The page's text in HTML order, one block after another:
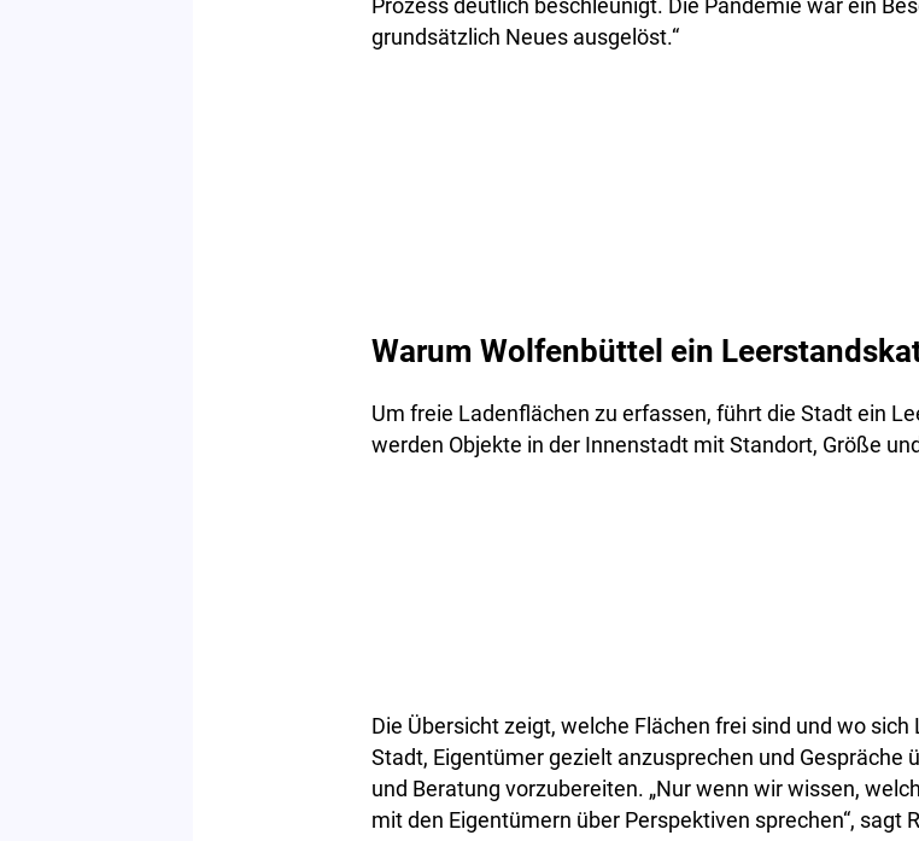
Prozess deutlich beschleunigt. Die Pandemie war ein
grundsätzlich Neues ausgelöst.“
Warum Wolfenbüttel ein
Um freie Ladenflächen zu erfassen, führt die Stadt ein
werden Objekte in der Innenstadt mit Standort, Größe
Die Übersicht zeigt, welche Flächen frei sind und wo
Stadt, Eigentümer gezielt anzusprechen und Gespräche
und Beratung vorzubereiten. „Nur wenn wir wissen,
mit den Eigentümern über Perspektiven sprechen“, sagt